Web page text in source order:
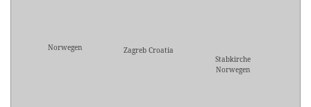
Norwegen
Zagreb Croatia
Stabkirche
Norwegen